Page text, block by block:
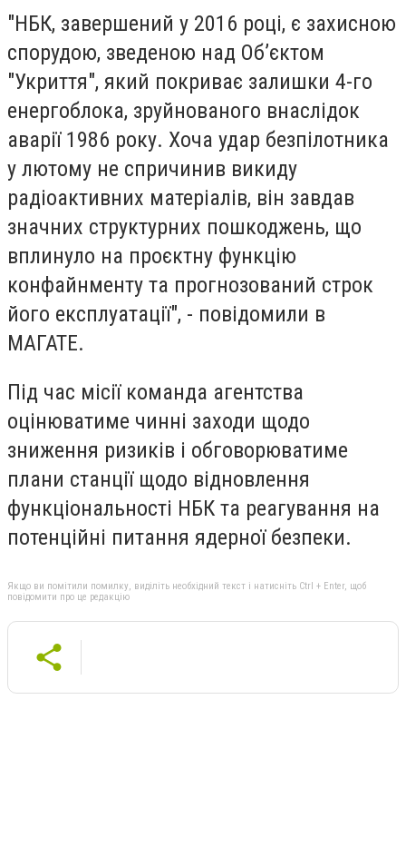
"НБК, завершений у 2016 році, є захисною
спорудою, зведеною над Об’єктом
"Укриття", який покриває залишки 4-го
енергоблока, зруйнованого внаслідок
аварії 1986 року. Хоча удар безпілотника
у лютому не спричинив викиду
радіоактивних матеріалів, він завдав
значних структурних пошкоджень, що
вплинуло на проєктну функцію
конфайнменту та прогнозований строк
його експлуатації", - повідомили в
МАГАТЕ.
Під час місії команда агентства
оцінюватиме чинні заходи щодо
зниження ризиків і обговорюватиме
плани станції щодо відновлення
функціональності НБК та реагування на
потенційні питання ядерної безпеки.
Якщо ви помітили помилку, виділіть необхідний текст і натисніть Ctrl + Enter, щоб
повідомити про це редакцію